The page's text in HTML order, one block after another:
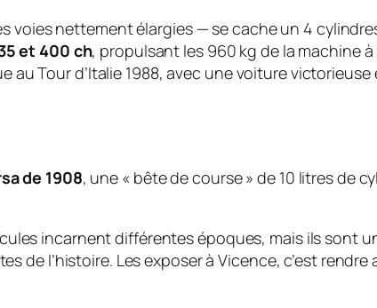
voies nettement élargies — se cache un 4
et 400 ch, propulsant les 960 kg de la machine
Tour d’Italie 1988, avec une voiture victorieuse
de 1908, une « bête de course » de 10 litres de
incarnent différentes époques, mais ils sont
l’histoire. Les exposer à Vicence, c’est rendre